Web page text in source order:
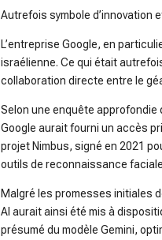
y
Autrefois symbole d’innovation
L’entreprise Google, en
israélienne. Ce qui était
collaboration directe entre le
Selon une enquête approfondie
Google aurait fourni un accès
projet Nimbus, signé en 2021
outils de reconnaissance
Malgré les promesses initiales
AI aurait ainsi été mis à
présumé du modèle Gemini,